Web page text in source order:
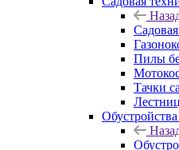
Пилы
Тачки